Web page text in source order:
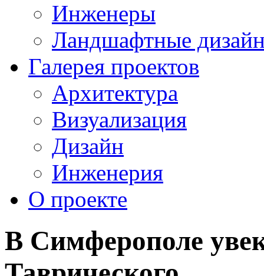
Инженеры
Ландшафтные
Галерея проектов
Архитектура
Визуализация
Дизайн
Инженерия
О проекте
В Симферополе